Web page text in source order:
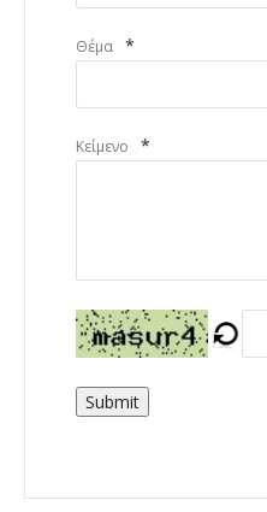
Θέμα *
Κείμενο *
Submit